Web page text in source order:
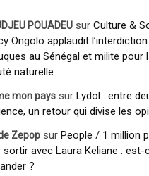
POUADEU sur Culture &
Ongolo applaudit
au Sénégal et milite pour
naturelle
mon pays sur Lydol : entre
un retour qui divise les
Zepop sur People / 1 million
sortir avec Laura Keliane : est-
?